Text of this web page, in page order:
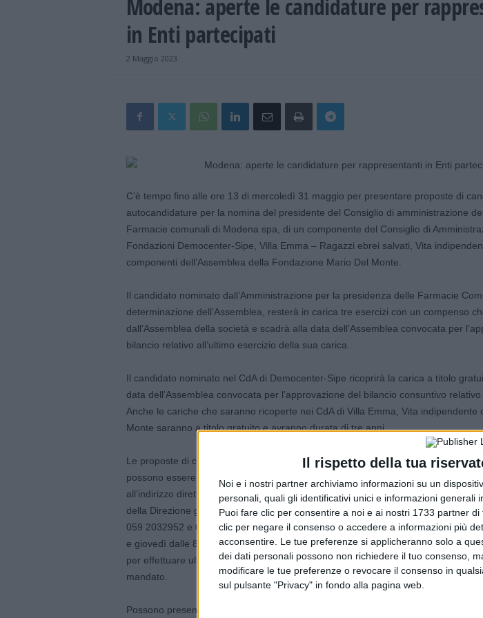
Il rispetto della tua
Noi e i nostri partner archiviamo informazioni su un
personali, quali gli identificativi unici e informazioni generali
Puoi fare clic per consentire a noi e ai nostri 1733 partner
clic per negare il consenso o accedere a informazioni più
acconsentire. Le tue preferenze si applicheranno solo a
dei dati personali possono non richiedere il tuo consenso,
modificare le tue preferenze o revocare il consenso in
sul pulsante "Privacy" in fondo alla pagina web.
Modena: aperte le candidature per
in Enti partecipati
2 Maggio 2023
C’è tempo fino alle ore 13 di mercoledì 31 maggio per presentare proposte di
autocandidature per la nomina del presidente del Consiglio di amministrazione
Farmacie comunali di Modena spa, di un componente del Consiglio di
Fondazioni Democenter-Sipe, Villa Emma – Ragazzi ebrei salvati, Vita
componenti dell’Assemblea della Fondazione Mario Del Monte.
Il candidato nominato dall’Amministrazione per la presidenza delle Farmacie
determinazione dell’Assemblea, resterà in carica tre esercizi con un compenso
dall’Assemblea della società e scadrà alla data dell’Assemblea convocata per
bilancio relativo all’ultimo esercizio della sua carica.
Il candidato nominato nel CdA di Democenter-Sipe ricoprirà la carica a titolo
data dell’Assemblea convocata per l’approvazione del bilancio consuntivo relativo
Anche le cariche che saranno ricoperte nei CdA di Villa Emma, Vita indipendente
Monte saranno a titolo gratuito e avranno durata di tre anni.
Le proposte di candidatura o le autocandidature, indirizzate al sindaco del
possono essere inoltrate tramite posta elettronica certificata (Pec),
all’indirizzo direttoregenerale@cert.comune.modena.it o consegnate
della Direzione generale (via Scudari 20, previo appuntamento da fissare
059 2032952 e 059 2032881 nelle giornate di martedì, mercoledì e venerdì dalle
e giovedì dalle 8.30 alle 13 e dalle 15 alle 18). Le candidature pervenute
per effettuare ulteriori nomine nel caso di cessazioni dalla carica prima della
mandato.
Possono presentare proposte di candidatura il sindaco e i consiglieri comunali, il